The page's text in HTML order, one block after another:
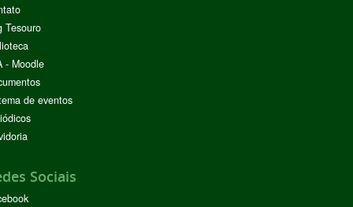
Tesouro
- Moodle
de eventos
Sociais